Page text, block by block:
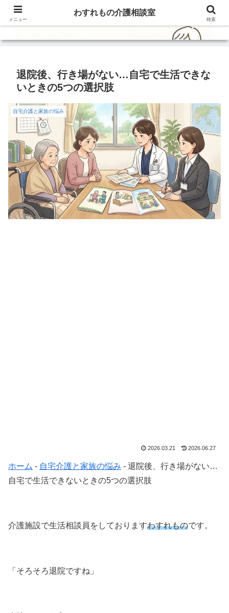
退院後、行き場がない…自宅で生活できな
いときの5つの選択肢
自宅介護と家族の悩み
2026.03.21 2026.06.27
ホーム - 自宅介護と家族の悩み - 退院後、行き場がない…
自宅で生活できないときの5つの選択肢
介護施設で生活相談員をしておりますわすれものです。
「そろそろ退院ですね」
メニュー
わすれもの介護相談室
検索